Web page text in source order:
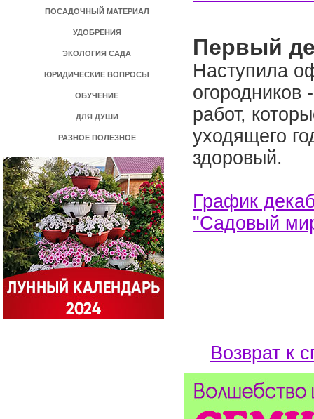
ПОСАДОЧНЫЙ МАТЕРИАЛ
УДОБРЕНИЯ
ЭКОЛОГИЯ САДА
ЮРИДИЧЕСКИЕ ВОПРОСЫ
ОБУЧЕНИЕ
ДЛЯ ДУШИ
РАЗНОЕ ПОЛЕЗНОЕ
Первый
Наступила
огородников
работ,
уходящего
здоровый.
График
"Садовый
Возврат к